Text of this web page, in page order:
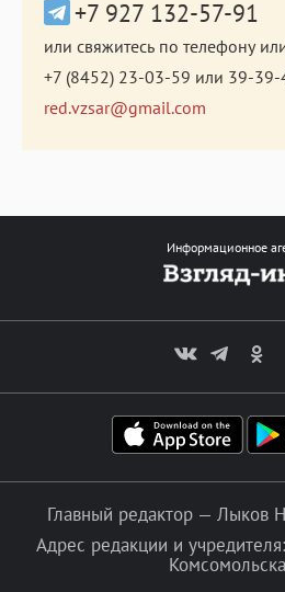
+7 927 132-57-91
или свяжитесь по телефону
+7 (8452) 23-03-59 или 39-39-
red.vzsar@gmail.com
Информационное
Главный редактор — Лыков
Адрес редакции и